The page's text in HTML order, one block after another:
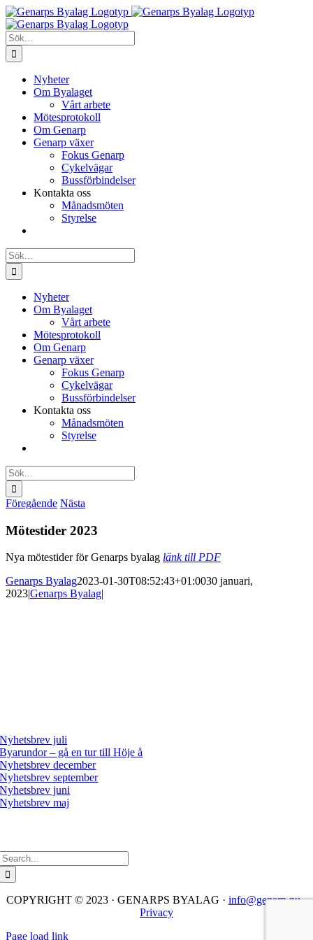
Fortsätt
till
innehållet
Sök
efter:
Nyheter
Om Byalaget
Vårt arbete
Mötesprotokoll
Om Genarp
Genarp växer
Fokus Genarp
Cykelvägar
Bussförbindelser
Kontakta oss
Månadsmöten
Styrelse
Sök
efter:
Nyheter
Om Byalaget
Vårt arbete
Mötesprotokoll
Om Genarp
Genarp växer
Fokus Genarp
Cykelvägar
Bussförbindelser
Kontakta oss
Månadsmöten
Styrelse
Sök
efter:
Föregående Nästa
Mötestider 2023
Nya mötestider för Genarps byalag länk till PDF
Genarps Byalag2023-01-30T08:52:43+01:0030 januari,
2023|Genarps Byalag|
Nyhetsbrev juli
Byarundor – gå en tur till Höje å
Nyhetsbrev december
Nyhetsbrev september
Nyhetsbrev juni
Nyhetsbrev maj
COPYRIGHT © 2023 · GENARPS BYALAG · info@genarp.nu ·
Privacy
Page load link